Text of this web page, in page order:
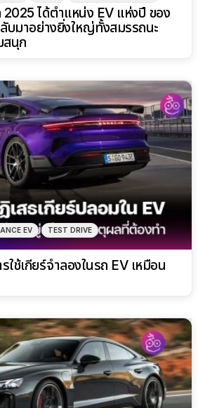
ได้ตำแหน่ง EV แห่งปี ของ
บมาอย่างยิ่งใหญ่ทั้งสมรรถนะ
สนุก
EV TEST DRIVE
ใช้เกียร์จำลองในรถ EV เหมือน